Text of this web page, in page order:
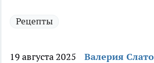
Рецепты
19 августа 2025 Валерия